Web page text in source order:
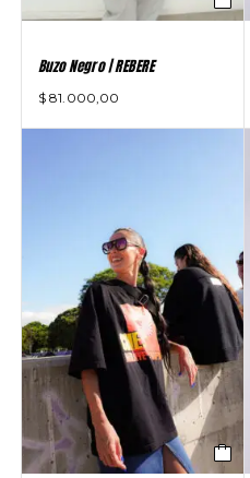
Buzo Negro | REBERE
$ 81.000,00